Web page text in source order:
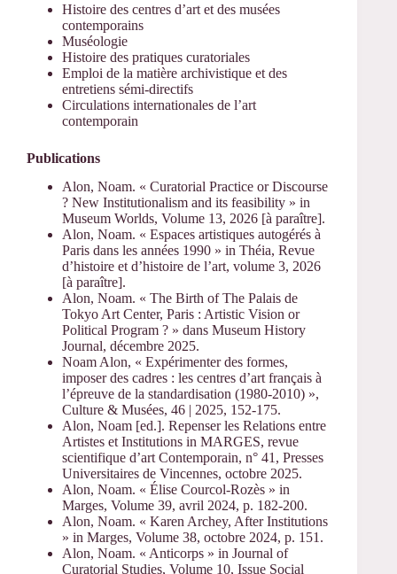
Histoire des centres d’art et des musées
contemporains
Muséologie
Histoire des pratiques curatoriales
Emploi de la matière archivistique et des
entretiens sémi-directifs
Circulations internationales de l’art
contemporain
Publications
Alon, Noam. « Curatorial Practice or Discourse
? New Institutionalism and its feasibility » in
Museum Worlds, Volume 13, 2026 [à paraître].
Alon, Noam. « Espaces artistiques autogérés à
Paris dans les années 1990 » in Théia, Revue
d’histoire et d’histoire de l’art, volume 3, 2026
[à paraître].
Alon, Noam. « The Birth of The Palais de
Tokyo Art Center, Paris : Artistic Vision or
Political Program ? » dans Museum History
Journal, décembre 2025.
Noam Alon, « Expérimenter des formes,
imposer des cadres : les centres d’art français à
l’épreuve de la standardisation (1980-2010) »,
Culture & Musées, 46 | 2025, 152-175.
Alon, Noam [ed.]. Repenser les Relations entre
Artistes et Institutions in MARGES, revue
scientifique d’art Contemporain, n° 41, Presses
Universitaires de Vincennes, octobre 2025.
Alon, Noam. « Élise Courcol-Rozès » in
Marges, Volume 39, avril 2024, p. 182-200.
Alon, Noam. « Karen Archey, After Institutions
» in Marges, Volume 38, octobre 2024, p. 151.
Alon, Noam. « Anticorps » in Journal of
Curatorial Studies, Volume 10, Issue Social